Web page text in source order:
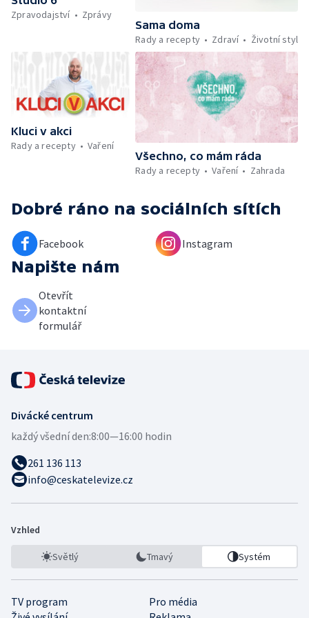
maso, vejce, mléčné výrobky a luštěniny —
Kniha veselých říkanek Hrátky se zvířátky —
Umělecký festival Pohoda 2026 —
Vyhodnocení ankety + ČT tipy —
Vyhodnocení divácké soutěže — Práce
záchranářů v létě
Zpravodajství
Zprávy
Sama doma
Rady a recepty
Zdraví Životní styl
Kluci v akci
Rady a recepty
Vaření
Všechno, co mám ráda
Rady a recepty
Vaření Zahrada
Dobré ráno na sociálních sítích
Facebook Instagram
Napište nám
Otevřít
kontaktní
formulář
Divácké centrum
každý všední den:8:00—16:00 hodin
261 136 113
info@ceskatelevize.cz
Vzhled
Světlý Tmavý Systém
TV program
Pro média